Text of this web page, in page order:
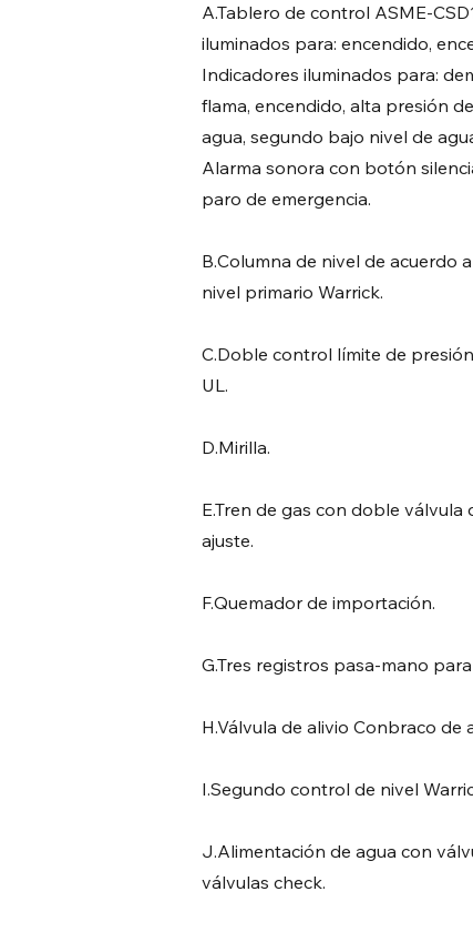
A.Tablero de control ASME-
iluminados para: encendido,
Indicadores iluminados para:
flama, encendido, alta presión
agua, segundo bajo nivel de
Alarma sonora con botón
paro de emergencia.
B.Columna de nivel de acuerdo
nivel primario Warrick.
C.Doble control límite de
UL.
D.Mirilla.
E.Tren de gas con doble válvula
ajuste.
F.Quemador de importación.
G.Tres registros pasa-mano
H.Válvula de alivio Conbraco de
I.Segundo control de nivel
J.Alimentación de agua con
válvulas check.